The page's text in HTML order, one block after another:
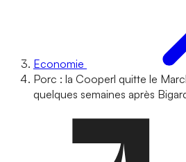
Economie
Porc : la Cooperl quitte le
quelques semaines après